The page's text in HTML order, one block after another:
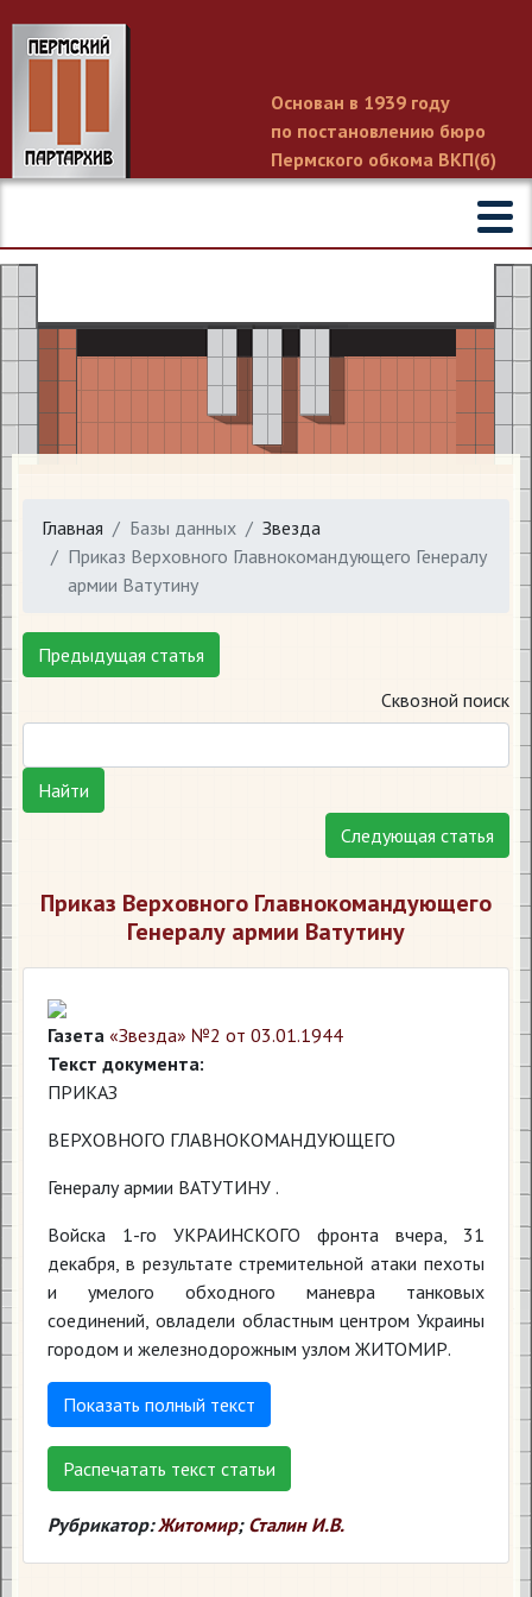
Основан в 1939 году
по постановлению бюро
Пермского обкома ВКП(б)
Главная Базы данных
Звезда
Приказ Верховного Главнокомандующего Генералу
армии Ватутину
Предыдущая статья
Сквозной поиск
Найти
Следующая статья
Приказ Верховного Главнокомандующего
Генералу армии Ватутину
Газета «Звезда» №2 от 03.01.1944
Текст документа:
ПРИКАЗ
ВЕРХОВНОГО ГЛАВНОКОМАНДУЮЩЕГО
Генералу армии ВАТУТИНУ .
Войска 1-го УКРАИНСКОГО фронта вчера, 31
декабря, в результате стремительной атаки пехоты
и умелого обходного маневра танковых
соединений, овладели областным центром Украины
городом и железнодорожным узлом ЖИТОМИР.
Показать полный текст
Распечатать текст статьи
Рубрикатор: Житомир; Сталин И.В.